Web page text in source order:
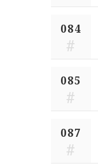
084
085
087